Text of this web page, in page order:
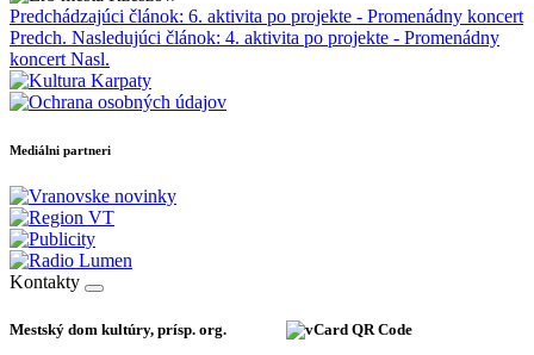
Predchádzajúci článok: 6. aktivita po projekte - Promenádny koncert
Predch. Nasledujúci článok: 4. aktivita po projekte - Promenádny
koncert Nasl.
Mediálni partneri
Kontakty
Mestský dom kultúry, prísp. org.